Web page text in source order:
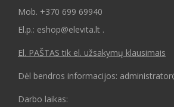
Mob. +370 699 69940
El.p.: eshop@elevita.lt .
El. PAŠTAS tik el. užsakymų klausimais
Dėl bendros informacijos:
Darbo laikas: